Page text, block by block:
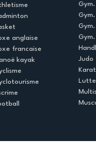
anglaise
francaise
kayak
Judo
Lutte